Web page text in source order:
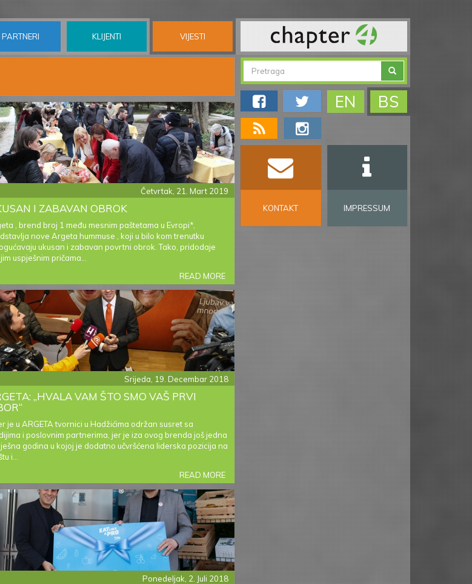
PARTNERI KLIJENTI VIJESTI
Četvrtak, 21. Mart 2019
I ZABAVAN OBROK
, brend broj 1 među mesnim paštetama u Evropi*,
nove Argeta hummuse , koji u bilo kom trenutku
ukusan i zabavan povrtni obrok. Tako, pridodaje
uspješnim pričama...
READ MOREABOUT
UKUSAN
ZABAVAN
OBROK
Srijeda, 19. Decembar 2018
„HVALA VAM ŠTO SMO VAŠ PRVI
je u ARGETA tvornici u Hadžićima održan susret sa
i poslovnim partnerima, jer je iza ovog brenda još jedna
godina u kojoj je dodatno učvršćena liderska pozicija na
i...
READ MOREABOUT
ARGETA:
„HVALA
VAM
ŠTO
SMO
VAŠ
PRVI
IZBOR“
Ponedeljak, 2. Juli 2018
FORMA
ZA
PRETRAGU
Pretraga EN BS
KONTAKT IMPRESSUM